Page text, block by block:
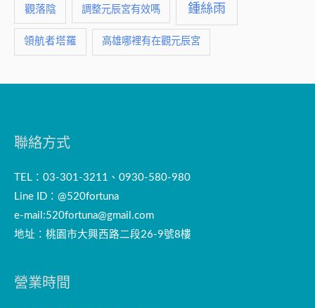
觀落陰 調整元辰宮有效嗎 鍾絲雨
領航者塔羅 高雄哪裡有在觀元辰宮
聯絡方式
TEL：03-301-3211、0930-580-980
Line ID：@520fortuna
e-mail:520fortuna@gmail.com
地址：桃園市大興西路二段26-9號8樓
營業時間